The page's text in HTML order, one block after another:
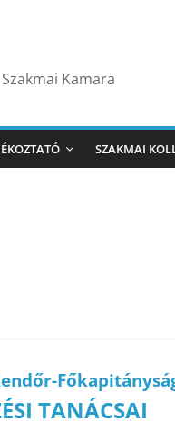
Kamara
SZAKMAI
TANÁCSAI